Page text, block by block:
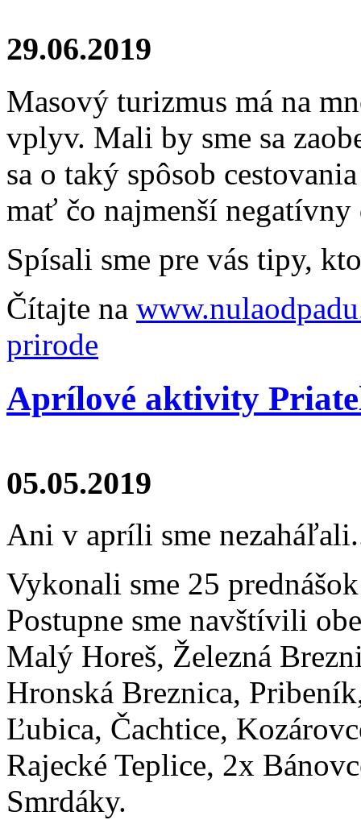
29.06.2019
Masový turizmus má na
vplyv. Mali by sme sa
sa o taký spôsob
mať čo najmenší
Spísali sme pre vás tipy,
Čítajte na
prirode
Aprílové aktivity
05.05.2019
Ani v apríli sme
Vykonali sme 25
Postupne sme navštívili
Malý Horeš, Železná
Hronská Breznica,
Ľubica, Čachtice,
Rajecké Teplice, 2x
Smrdáky.